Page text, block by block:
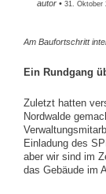
autor • 31. Oktober
Am Baufortschritt
Ein Rundgang
Zuletzt hatten
Nordwalde
Einladung des
aber wir sind im
das Gebäude im